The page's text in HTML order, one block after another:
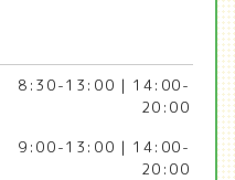
8:30-13:00 | 14:00-
20:00
9:00-13:00 | 14:00-
20:00